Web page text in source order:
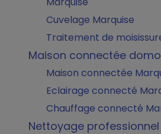
Cuvelage Marquise
Traitement de
Maison connectée
Maison connectée
Eclairage connecté
Chauffage connecté
Nettoyage